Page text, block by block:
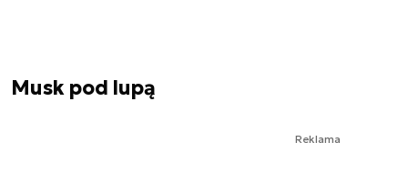
Musk pod lupą
Reklama